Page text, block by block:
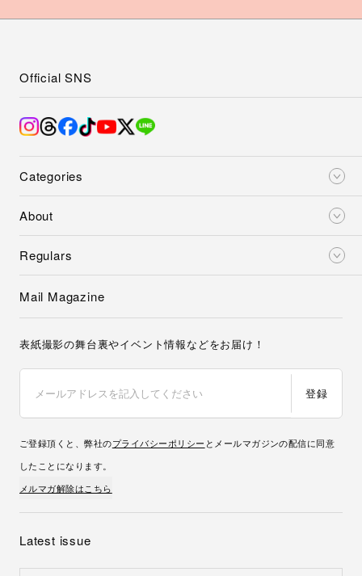
Categories
About
Regulars
Official SNS
Mail Magazine
表紙撮影の舞台裏やイベント情報などをお届け！
登録
ご登録頂くと、弊社のプライバシーポリシー とメールマガジンの配信に同意
したことになります。
メルマガ解除はこちら
Latest issue